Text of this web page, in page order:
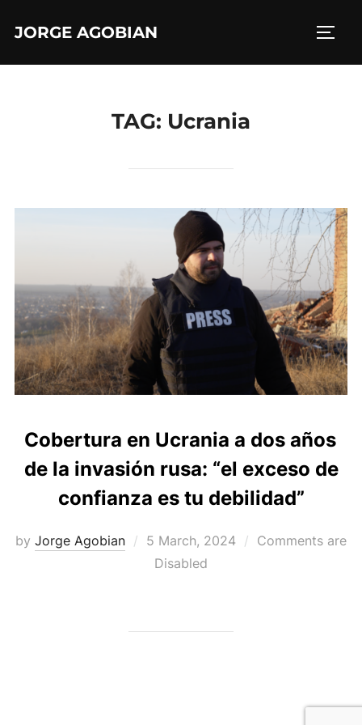
JORGE AGOBIAN
TAG: Ucrania
Cobertura en Ucrania a dos años
de la invasión rusa: “el exceso de
confianza es tu debilidad”
by Jorge Agobian
Posted
on
5 March, 2024
Comments are
Disabled